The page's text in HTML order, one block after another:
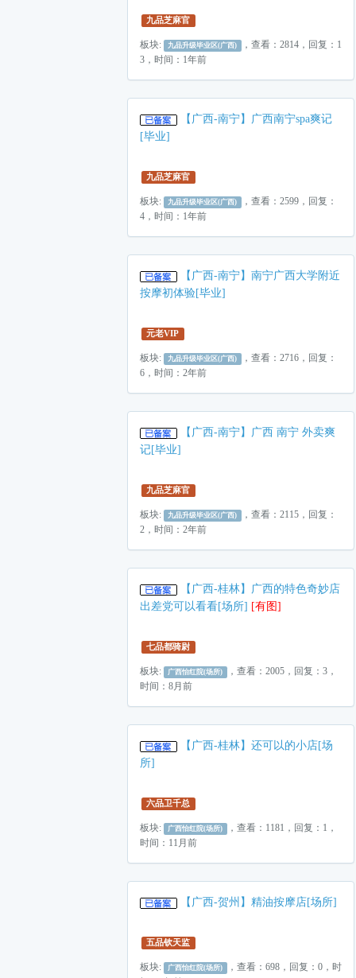
九品芝麻官
板块: 九品升级毕业区(广西) ，查看：2814，回复：1
3，时间：1年前
【广西-南宁】广西南宁spa爽记
[毕业]
九品芝麻官
板块: 九品升级毕业区(广西) ，查看：2599，回复：
4，时间：1年前
【广西-南宁】南宁广西大学附近
按摩初体验[毕业]
元老VIP
板块: 九品升级毕业区(广西) ，查看：2716，回复：
6，时间：2年前
【广西-南宁】广西 南宁 外卖爽
记[毕业]
九品芝麻官
板块: 九品升级毕业区(广西) ，查看：2115，回复：
2，时间：2年前
【广西-桂林】广西的特色奇妙店
出差党可以看看[场所] [有图]
七品都骑尉
板块: 广西怡红院(场所) ，查看：2005，回复：3，
时间：8月前
【广西-桂林】还可以的小店[场
所]
六品卫千总
板块: 广西怡红院(场所) ，查看：1181，回复：1，
时间：11月前
【广西-贺州】精油按摩店[场所]
五品钦天监
板块: 广西怡红院(场所) ，查看：698，回复：0，时